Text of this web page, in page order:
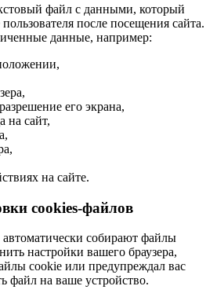
файл с данными, который
после посещения сайта.
данные, например:
его экрана,
на сайт,
на сайте.
cookies-файлов
автоматически собирают файлы
настройки вашего браузера,
cookie или предупреждал вас
файл на ваше устройство.